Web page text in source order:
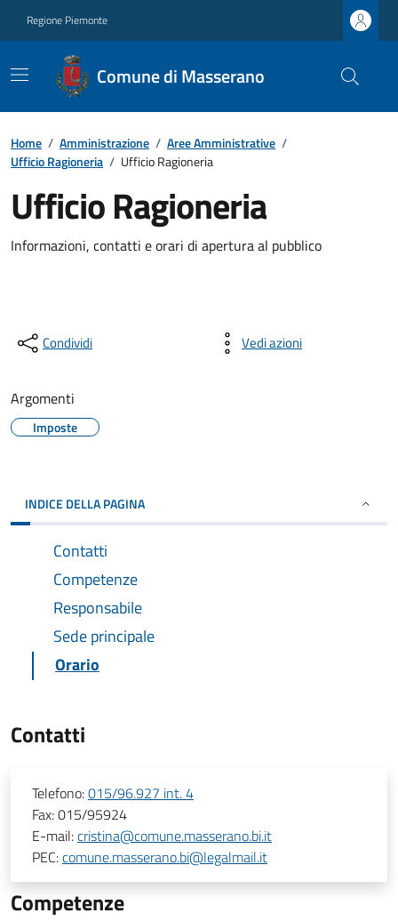
Regione Piemonte
Comune di Masserano
Home / Amministrazione / Aree Amministrative /
Ufficio Ragioneria / Ufficio Ragioneria
Ufficio Ragioneria
Informazioni, contatti e orari di apertura al pubblico
Condividi Vedi azioni
Argomenti
Imposte
INDICE DELLA PAGINA
Contatti
Competenze
Responsabile
Sede principale
Orario
Contatti
Telefono:015/96.927 int. 4
Fax:015/95924
E-mail:cristina@comune.masserano.bi.it
PEC:comune.masserano.bi@legalmail.it
Competenze